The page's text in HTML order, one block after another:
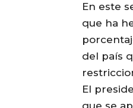
En este
que ha
del país
El